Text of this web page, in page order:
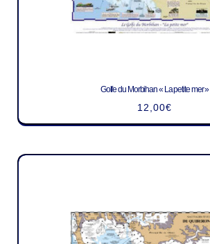
Golfe du Morbihan « La petite mer »
12,00€